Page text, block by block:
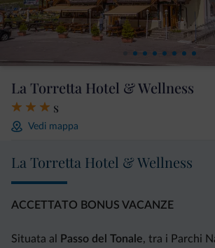
La Torretta Hotel & Wellness
s
Vedi mappa
La Torretta Hotel & Wellness
ACCETTATO BONUS VACANZE
Situata al Passo del Tonale, tra i Parchi